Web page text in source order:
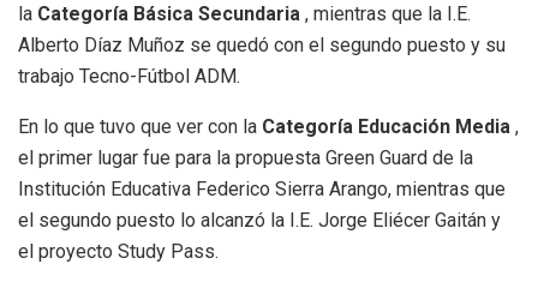
la Categoría Básica Secundaria , mientras que la I.E.
Alberto Díaz Muñoz se quedó con el segundo puesto y su
trabajo Tecno-Fútbol ADM.
En lo que tuvo que ver con la Categoría Educación Media ,
el primer lugar fue para la propuesta Green Guard de la
Institución Educativa Federico Sierra Arango, mientras que
el segundo puesto lo alcanzó la I.E. Jorge Eliécer Gaitán y
el proyecto Study Pass.